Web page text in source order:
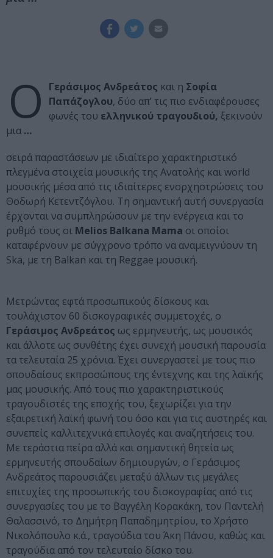
Ο Γεράσιμος Ανδρεάτος και η Σοφία
Παπάζογλου, δύο απ’ τις πιο ενδιαφέρουσες
φωνές του ελληνικού τραγουδιού, ξεκινούν
μια …
σειρά παραστάσεων με ιδιαίτερο χαρακτηριστικό
πλεγμένα στοιχεία μουσικής της Ανατολής και world
μουσικής μέσα από τις ιδιαίτερες ενορχηστρώσεις του
Θοδωρή Κετεντζόγλου. Τη σημαντική αυτή συνεργασία
έρχονται να συμπληρώσουν με την ενέργεια και το
ρυθμό τους οι Melios Balkana Mama οι οποίοι
καταφέρνουν με σύγχρονο τρόπο να αναμειγνύουν τη
Ska, με τη Balkan και τη Reggae μουσική.
Μετρώντας εφτά προσωπικούς δίσκους και
τουλάχιστον 60 δισκογραφικές συμμετοχές, ο
Γεράσιμος Ανδρεάτος ως ερμηνευτής, ως μουσικός
και άλλοτε ως συνθέτης έχει συνεχή μουσική παρουσία
τα τελευταία 25 χρόνια. Έχει συνεργαστεί με τους πιο
σπουδαίους εκπροσώπους της έντεχνης και της λαϊκής
μας μουσικής. Από τους πιο χαρακτηριστικούς
τραγουδιστές της εποχής του, ξεχωρίζει για την
εξαιρετική λαϊκή φωνή του όσο και για τις αυστηρές και
συνεπείς καλλιτεχνικά επιλογές και αναζητήσεις του.
Με τεράστια πείρα αλλά και σημαντική θητεία ως
ερμηνευτής σπουδαίων δημιουργών, ο Γεράσιμος
Ανδρεάτος παρουσιάζει μεταξύ άλλων τις μεγάλες
επιτυχίες της προσωπικής του δισκογραφίας από τις
συνεργασίες του με το Βαγγέλη Κορακάκη, τον Παντελή
Θαλασσινό, το Δημήτρη Παπαδημητρίου, το Χρήστο
Νικολόπουλο κ.ά., τραγούδια του Άκη Πάνου, καθώς και
τραγούδια από τον τελευταίο δίσκο του.